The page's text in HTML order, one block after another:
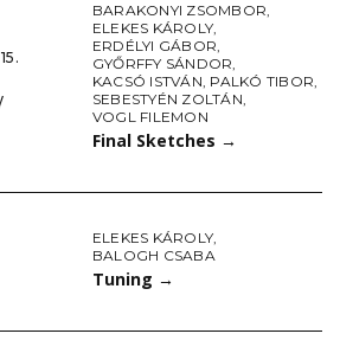
BARAKONYI ZSOMBOR,
ELEKES KÁROLY,
ERDÉLYI GÁBOR,
GYŐRFFY SÁNDOR,
KACSÓ ISTVÁN, PALKÓ TIBOR,
SEBESTYÉN ZOLTÁN,
VOGL FILEMON
Final Sketches →
ELEKES KÁROLY,
BALOGH CSABA
Tuning →